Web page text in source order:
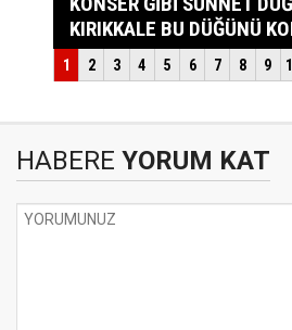
HABERE YORUM KAT